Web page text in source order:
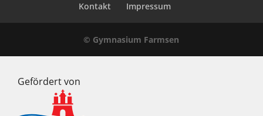
Kontakt Impressum
© Gymnasium Farmsen
Gefördert von